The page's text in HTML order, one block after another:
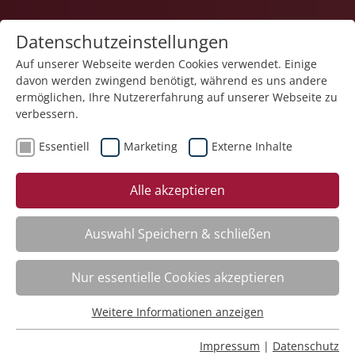
1
Veranstaltung "Sexualität und sexuelle
Selbstbestimmung auf den Punkt gebracht!" (Nr.
29) wurde in den Warenkorb gelegt.
Word – Dokumente effizient erstellen
261F07
Wann:
Jederzeit abrufbar
e-Akademie
Status:
Anmeldung möglich
Datenschutzeinstellungen
Auf unserer Webseite werden Cookies verwendet. Einige
davon werden zwingend benötigt, während es uns andere
ermöglichen, Ihre Nutzererfahrung auf unserer Webseite zu
verbessern.
Essentiell Marketing Externe Inhalte
Alle akzeptieren
Auswahl Speichern & schließen
Nur essentielle Cookies akzeptieren
Essentielle Cookies werden für grundlegende Funktionen
Weitere Informationen anzeigen
Impressum | Datenschutz